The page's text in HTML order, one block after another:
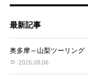
最新記事
奥多摩～山梨ツーリング
2026.08.06